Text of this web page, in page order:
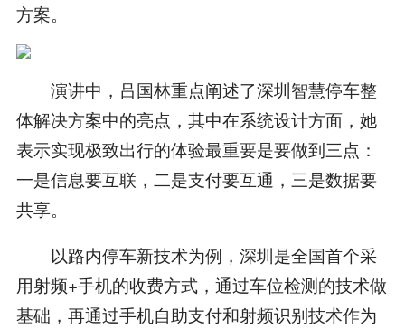
方案。
演讲中，吕国林重点阐述了深圳智慧停车整
体解决方案中的亮点，其中在系统设计方面，她
表示实现极致出行的体验最重要是要做到三点：
一是信息要互联，二是支付要互通，三是数据要
共享。
以路内停车新技术为例，深圳是全国首个采
用射频+手机的收费方式，通过车位检测的技术做
基础，再通过手机自助支付和射频识别技术作为